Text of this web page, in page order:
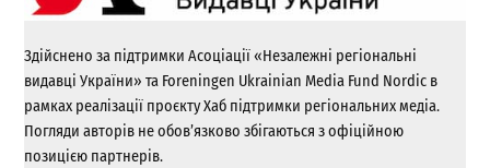
Здійснено за підтримки Асоціації «Незалежні регіональні
видавці України» та Foreningen Ukrainian Media Fund Nordic в
рамках реалізації проєкту Хаб підтримки регіональних медіа.
Погляди авторів не обов’язково збігаються з офіційною
позицією партнерів.